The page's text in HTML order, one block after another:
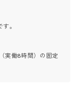
。
実働8時間）の固定